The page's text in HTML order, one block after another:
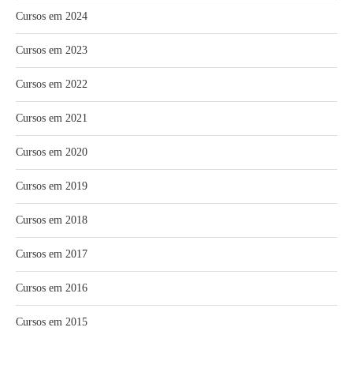
Cursos em 2024
Cursos em 2023
Cursos em 2022
Cursos em 2021
Cursos em 2020
Cursos em 2019
Cursos em 2018
Cursos em 2017
Cursos em 2016
Cursos em 2015